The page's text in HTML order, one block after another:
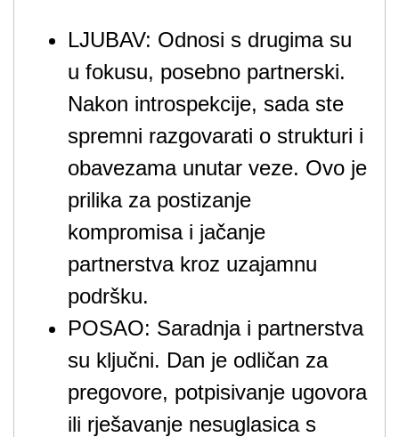
LJUBAV: Odnosi s drugima su
u fokusu, posebno partnerski.
Nakon introspekcije, sada ste
spremni razgovarati o strukturi i
obavezama unutar veze. Ovo je
prilika za postizanje
kompromisa i jačanje
partnerstva kroz uzajamnu
podršku.
POSAO: Saradnja i partnerstva
su ključni. Dan je odličan za
pregovore, potpisivanje ugovora
ili rješavanje nesuglasica s